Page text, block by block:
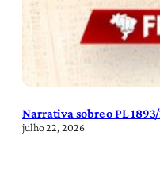
Narrativa sobre o PL
julho 22, 2026